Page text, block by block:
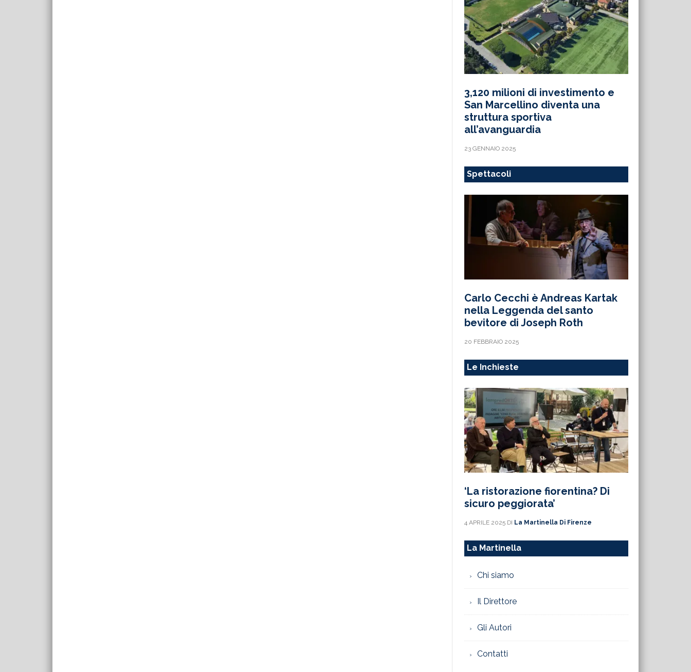
3,120 milioni di investimento e
San Marcellino diventa una
struttura sportiva
all’avanguardia
23 GENNAIO 2025
Spettacoli
Carlo Cecchi è Andreas Kartak
nella Leggenda del santo
bevitore di Joseph Roth
20 FEBBRAIO 2025
Le Inchieste
‘La ristorazione fiorentina? Di
sicuro peggiorata’
4 APRILE 2025 DI La Martinella Di Firenze
La Martinella
Chi siamo
Il Direttore
Gli Autori
Contatti